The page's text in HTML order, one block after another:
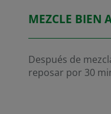
MEZCLE BIEN
Después de
reposar por 30